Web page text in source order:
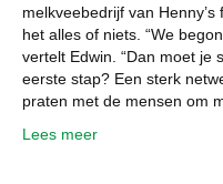
melkveebedrijf van
het alles of niets. “We
vertelt Edwin. “Dan moet je
eerste stap? Een sterk
praten met de mensen om
Lees meer